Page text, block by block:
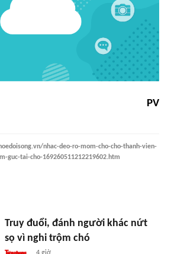
PV
nhac-deo-ro-mom-cho-cho-thanh-vien-
guc-tai-cho-169260511212219602.htm
Truy đuổi, đánh người khác nứt
sọ vì nghi trộm chó